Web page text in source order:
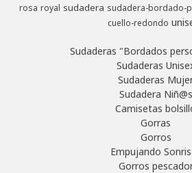
rosa royal sudadera sudadera-bordado-
cuello-redondo
Sudaderas "Bordados
Sudaderas
Sudaderas
Sudadera Niñ@s
Camisetas
Gorras
Gorros
Empujando
Gorros